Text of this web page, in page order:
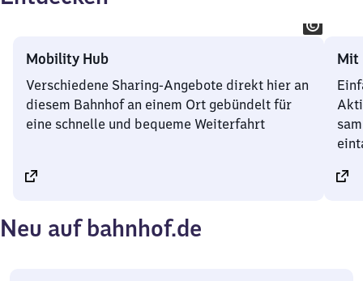
Mobility Hub
Verschiedene Sharing-Angebote direkt hier an
diesem Bahnhof an einem Ort gebündelt für
eine schnelle und bequeme Weiterfahrt
Mit
Neu auf bahnhof.de